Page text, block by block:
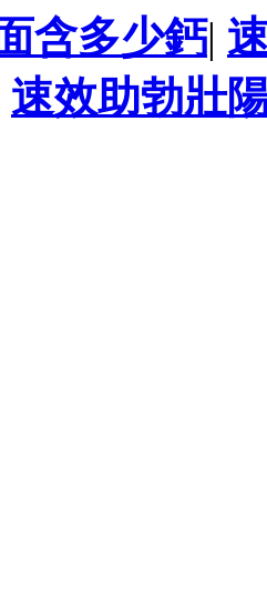
含多少鈣|
速效助勃壯